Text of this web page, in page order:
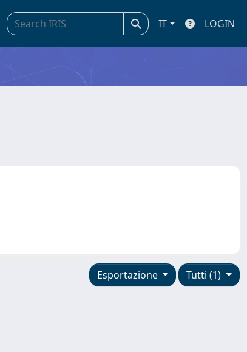
IT LOGIN
Tutti (1)
Esportazione